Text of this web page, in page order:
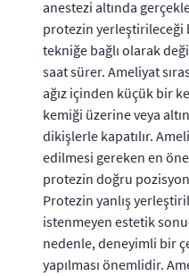
anestezi altında
protezin yerleştirileceği
tekniğe bağlı olarak
saat sürer. Ameliyat
ağız içinden küçük bir
kemiği üzerine veya
dikişlerle kapatılır.
edilmesi gereken en
protezin doğru
Protezin yanlış
istenmeyen estetik
nedenle, deneyimli bir
yapılması önemlidir.